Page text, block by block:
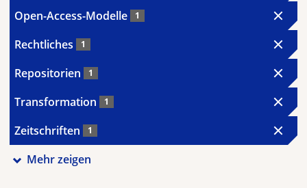
Open-Access-Modelle 1
Rechtliches 1
Repositorien 1
Transformation 1
Zeitschriften 1
Mehr zeigen